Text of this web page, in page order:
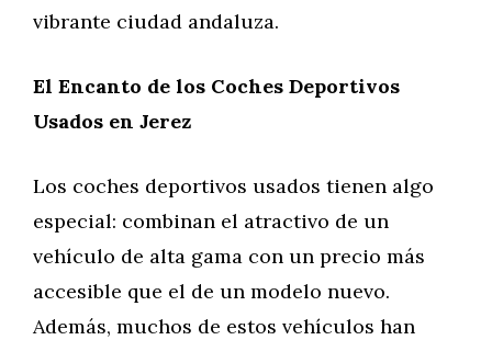
vibrante ciudad andaluza.
El Encanto de los Coches Deportivos
Usados en Jerez
Los coches deportivos usados tienen algo
especial: combinan el atractivo de un
vehículo de alta gama con un precio más
accesible que el de un modelo nuevo.
Además, muchos de estos vehículos han